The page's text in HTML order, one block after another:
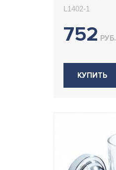
L1402-1
752 РУБ.
КУПИТЬ